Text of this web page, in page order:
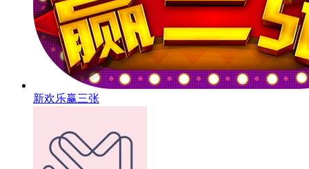
新欢乐赢三张